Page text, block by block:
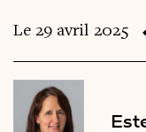
Le 29 avril 2025